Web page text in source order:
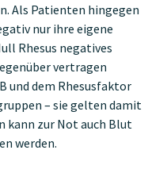
Als Patienten hingegen
nur ihre eigene
Rhesus negatives
vertragen
und dem Rhesusfaktor
– sie gelten damit
kann zur Not auch Blut
werden.